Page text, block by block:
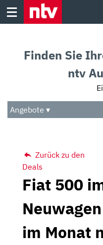
Skip
Audio
Das Beste
Finden Sie
ntv
Angebote ▾
Zurück zu den
Deals
Fiat 500
im Monat